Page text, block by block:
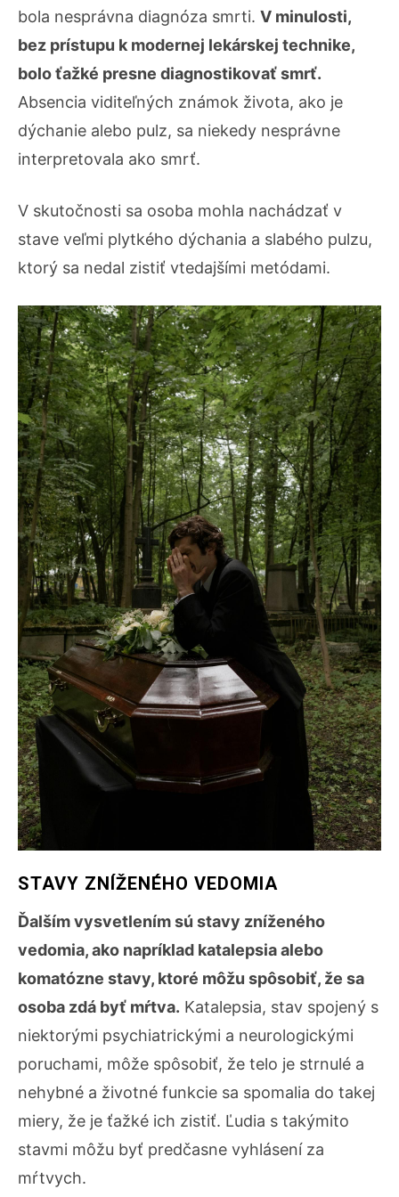
bola nesprávna diagnóza smrti. V minulosti,
bez prístupu k modernej lekárskej technike,
bolo ťažké presne diagnostikovať smrť.
Absencia viditeľných známok života, ako je
dýchanie alebo pulz, sa niekedy nesprávne
interpretovala ako smrť.
V skutočnosti sa osoba mohla nachádzať v
stave veľmi plytkého dýchania a slabého pulzu,
ktorý sa nedal zistiť vtedajšími metódami.
STAVY ZNÍŽENÉHO VEDOMIA
Ďalším vysvetlením sú stavy zníženého
vedomia, ako napríklad katalepsia alebo
komatózne stavy, ktoré môžu spôsobiť, že sa
osoba zdá byť mŕtva. Katalepsia, stav spojený s
niektorými psychiatrickými a neurologickými
poruchami, môže spôsobiť, že telo je strnulé a
nehybné a životné funkcie sa spomalia do takej
miery, že je ťažké ich zistiť. Ľudia s takýmito
stavmi môžu byť predčasne vyhlásení za
mŕtvych.